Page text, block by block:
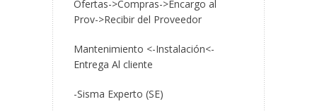
Ofertas->Compras->Encargo al
Prov->Recibir del Proveedor
Mantenimiento <-Instalación<-
Entrega Al cliente
-Sisma Experto (SE)